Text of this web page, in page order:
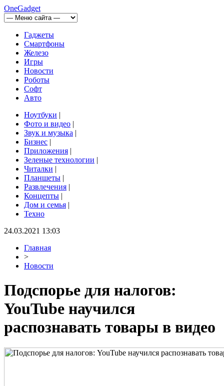
OneGadget
Гаджеты
Смартфоны
Железо
Игры
Новости
Роботы
Софт
Авто
Ноутбуки |
Фото и видео |
Звук и музыка |
Бизнес |
Приложения |
Зеленые технологии |
Читалки |
Планшеты |
Развлечения |
Концепты |
Дом и семья |
Техно
24.03.2021 13:03
Главная
>
Новости
Подспорье для налогов:
YouTube научился
распознавать товары в видео